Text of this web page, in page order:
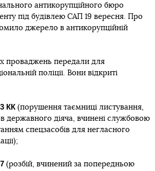
антикорупційного бюро
під будівлею САП 19 вересня. Про
джерело в антикорупційній
проваджень передали для
поліції. Вони відкриті
КК (порушення таємниці листування,
державного діяча, вчинені службовою
спецзасобів для негласного
(розбій, вчинений за попередньою